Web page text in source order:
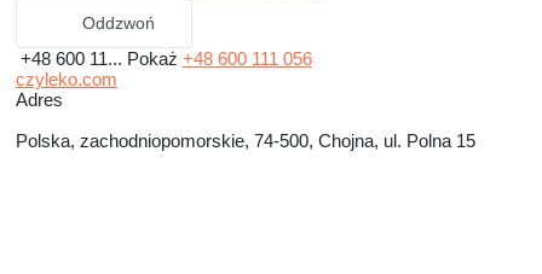
Oddzwoń
+48 600 11... Pokaż +48 600 111 056
czyleko.com
Adres
Polska, zachodniopomorskie, 74-500, Chojna, ul. Polna 15